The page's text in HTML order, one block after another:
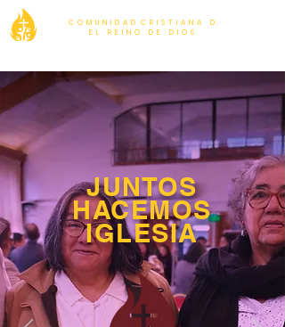
C O M U N I D A D C R I S T I A N A D
E L R E I N O D E D I O S
JUNTOS
HACEMOS
IGLESIA